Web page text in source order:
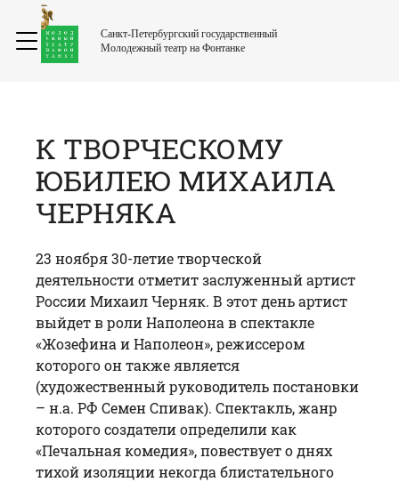
Санкт-Петербургский государственный
Молодежный театр на Фонтанке
К ТВОРЧЕСКОМУ
ЮБИЛЕЮ МИХАИЛА
ЧЕРНЯКА
23 ноября 30-летие творческой
деятельности отметит заслуженный артист
России Михаил Черняк. В этот день артист
выйдет в роли Наполеона в спектакле
«Жозефина и Наполеон», режиссером
которого он также является
(художественный руководитель постановки
– н.а. РФ Семен Спивак). Спектакль, жанр
которого создатели определили как
«Печальная комедия», повествует о днях
тихой изоляции некогда блистательного